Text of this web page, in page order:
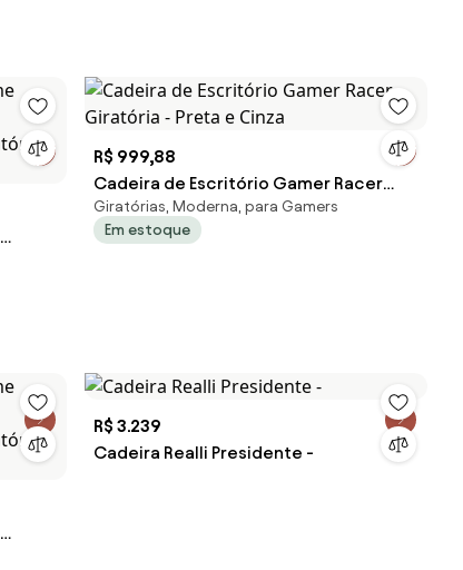
R$ 999,88
Cadeira de Escritório Gamer Racer
Giratória - Preta e Cinza
Giratórias, Moderna, para Gamers
Em estoque
R$ 3.239
Cadeira Realli Presidente -